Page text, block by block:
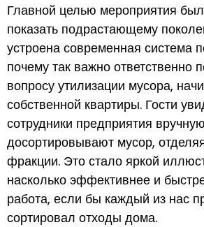
Главной целью мероприятия
показать подрастающему
устроена современная система
почему так важно ответственно
вопросу утилизации мусора,
собственной квартиры. Гости
сотрудники предприятия вручную
досортировывают мусор,
фракции. Это стало яркой
насколько эффективнее и
работа, если бы каждый из нас
сортировал отходы дома.